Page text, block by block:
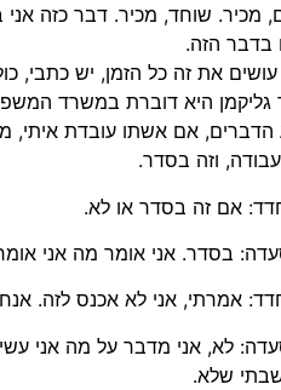
מכיר. שוחד, מכיר. דבר כזה
בדבר הזה.
עושים את זה כל הזמן, יש כתבי,
גליקמן היא דוברת במשרד
אם אשתו עובדת איתי,
וזה בסדר.
אם זה בסדר או לא.
בסדר. אני אומר מה אני
אמרתי, אני לא אכנס לזה.
לא, אני מדבר על מה אני
שלא.